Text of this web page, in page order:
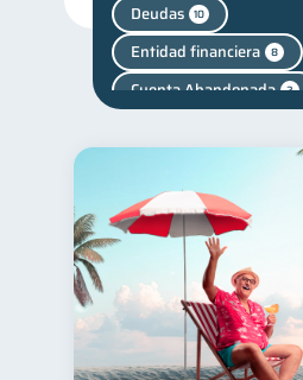
Deudas 10
Entidad financiera 8
Cuenta Abandonada 2
Manejo de deudas
Educación financiera
Finanzas para jóvenes
Control de deudas 30
Finanzas familiares 25